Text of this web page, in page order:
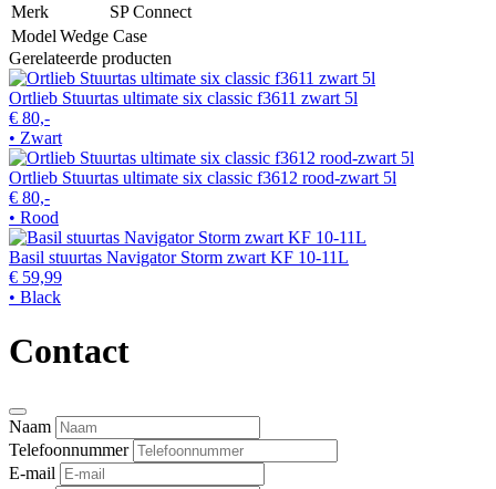
Merk
SP Connect
Model Wedge Case
Gerelateerde producten
Ortlieb Stuurtas ultimate six classic f3611 zwart 5l
€ 80,-
• Zwart
Ortlieb Stuurtas ultimate six classic f3612 rood-zwart 5l
€ 80,-
• Rood
Basil stuurtas Navigator Storm zwart KF 10-11L
€ 59,99
• Black
Contact
Naam
Telefoonnummer
E-mail